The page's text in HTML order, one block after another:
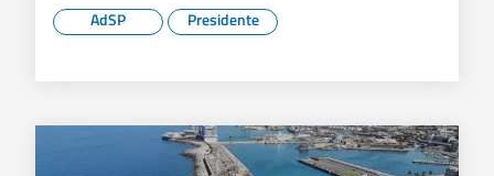
AdSP Presidente